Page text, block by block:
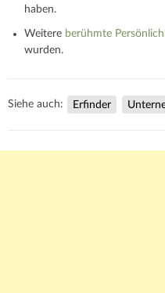
haben.
Weitere berühmte
wurden.
Siehe auch: Erfinder